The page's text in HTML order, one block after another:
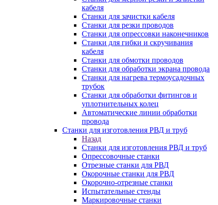
кабеля
Станки для зачистки кабеля
Станки для резки проводов
Станки для опрессовки наконечников
Станки для гибки и скручивания
кабеля
Станки для обмотки проводов
Станки для обработки экрана провода
Станки для нагрева термоусадочных
трубок
Станки для обработки фитингов и
уплотнительных колец
Автоматические линии обработки
провода
Станки для изготовления РВД и труб
Назад
Станки для изготовления РВД и труб
Опрессовочные станки
Отрезные станки для РВД
Окорочные станки для РВД
Окорочно-отрезные станки
Испытательные стенды
Маркировочные станки